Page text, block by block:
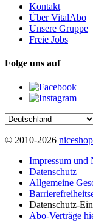
Kontakt
Über VitalAbo
Unsere Gruppe
Freie Jobs
Folge uns auf
© 2010-2026
Impressum und
Datenschutz
Allgemeine
Datenschutz-
Abo-Verträge